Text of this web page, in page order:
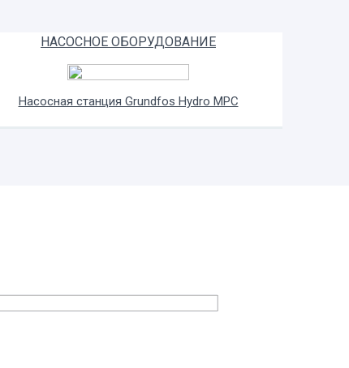
НАСОСНОЕ ОБОРУДОВАНИЕ
Насосная станция Grundfos Hydro MPC